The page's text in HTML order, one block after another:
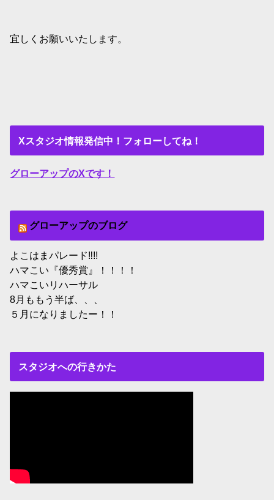
宜しくお願いいたします。
Xスタジオ情報発信中！フォローしてね！
グローアップのXです！
グローアップのブログ
よこはまパレード‼︎!!
ハマこい『優秀賞』！！！！
ハマこいリハーサル
8月ももう半ば、、、
５月になりましたー！！
スタジオへの行きかた